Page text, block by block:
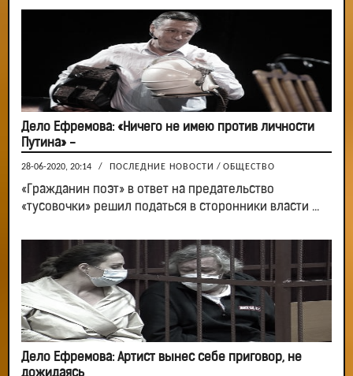
Дело Ефремова: «Ничего не имею против личности
Путина» -
28-06-2020, 20:14 / ПОСЛЕДНИЕ НОВОСТИ / ОБЩЕСТВО
«Гражданин поэт» в ответ на предательство
«тусовочки» решил податься в сторонники власти ...
Дело Ефремова: Артист вынес себе приговор, не